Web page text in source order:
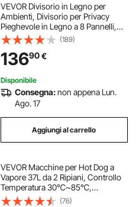
VEVOR Divisorio in Legno per
Ambienti, Divisorio per Privacy
Pieghevole in Legno a 8 Pannelli,
Divisorio per Persiane per Interni
Alto 1700 mm, Divisorio Decorativo
Portatile, Colore Legno Originale
(189)
13690€
Disponibile
Consegna:non appena Lun.
Ago. 17
Aggiungi al carrello
VEVOR Macchine per Hot Dog a
Vapore 37L da 2 Ripiani, Controllo
Temperatura 30℃~85℃,
Macchina Scalda Panini Elettrico
(76)